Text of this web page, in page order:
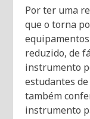
Por ter uma
que o torna
reduzido, de
instrumento
estudantes
também
instrumento